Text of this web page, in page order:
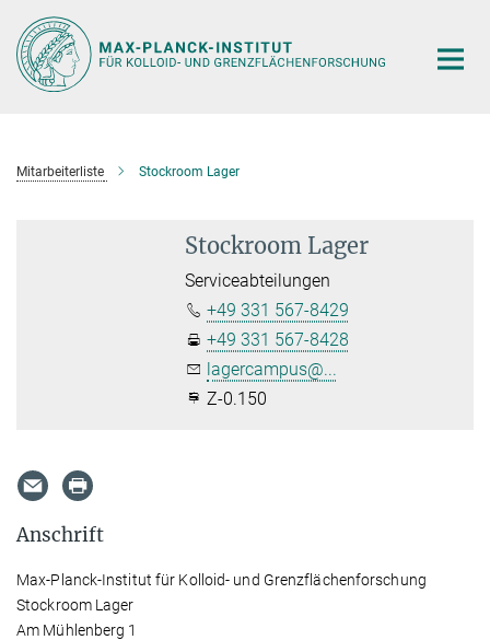
Hauptinhalt
Mitarbeiterliste Stockroom Lager
Stockroom Lager
Serviceabteilungen
+49 331 567-8429
+49 331 567-8428
lagercampus@...
Z-0.150
Anschrift
Max-Planck-Institut für Kolloid- und Grenzflächenforschung
Stockroom Lager
Am Mühlenberg 1